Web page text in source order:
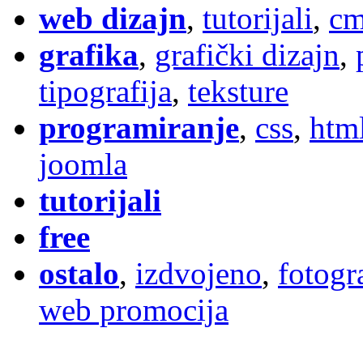
web dizajn, tutorijali,
grafika, grafički dizajn,
tipografija, teksture
programiranje, css,
joomla
tutorijali
free
ostalo, izdvojeno,
web promocija